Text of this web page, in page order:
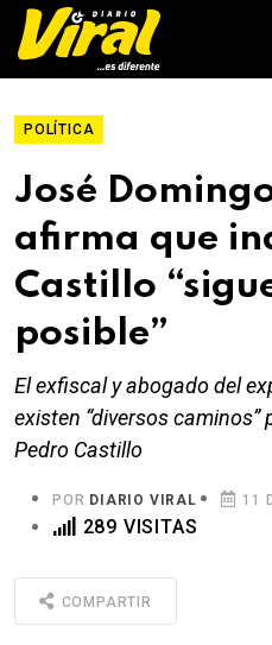
POLÍTICA
José
afirma que
Castillo
posible”
El exfiscal y abogado del
existen “diversos
Pedro Castillo
POR DIARIO VIRAL 11
289 VISITAS
COMPARTIR